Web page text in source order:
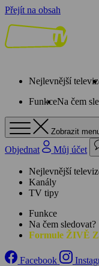
Přejít na obsah
Nejlevnější
FunkceNa čem
Zobrazit
Objednat Můj účet
Nejlevnější
Kanály
TV tipy
Funkce
Na čem sledovat?
Formule ŽIVĚ
Facebook